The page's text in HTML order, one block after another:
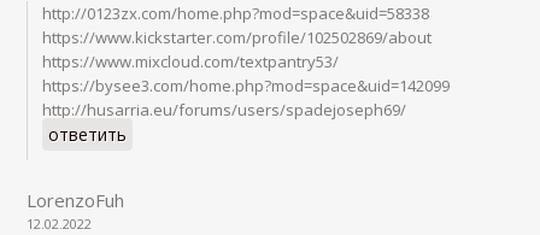
http://0123zx.com/home.php?mod=space&uid=58338
https://www.kickstarter.com/profile/102502869/about
https://www.mixcloud.com/textpantry53/
https://bysee3.com/home.php?mod=space&uid=142099
http://husarria.eu/forums/users/spadejoseph69/
ответить
LorenzoFuh
12.02.2022